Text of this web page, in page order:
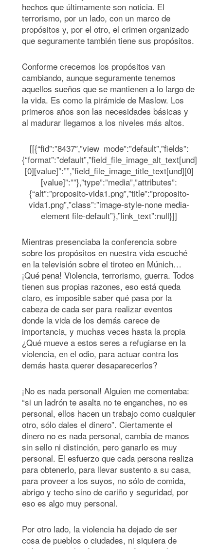
hechos que últimamente son noticia. El
terrorismo, por un lado, con un marco de
propósitos y, por el otro, el crimen organizado
que seguramente también tiene sus propósitos.
Conforme crecemos los propósitos van
cambiando, aunque seguramente tenemos
aquellos sueños que se mantienen a lo largo de
la vida. Es como la pirámide de Maslow. Los
primeros años son las necesidades básicas y
al madurar llegamos a los niveles más altos.
[[{“fid”:”8437″,”view_mode”:”default”,”fields”:
{“format”:”default”,”field_file_image_alt_text[und]
[0][value]”:””,”field_file_image_title_text[und][0]
[value]”:””},”type”:”media”,”attributes”:
{“alt”:”proposito-vida1.png”,”title”:”proposito-
vida1.png”,”class”:”image-style-none media-
element file-default”},”link_text”:null}]]
Mientras presenciaba la conferencia sobre
sobre los propósitos en nuestra vida escuché
en la televisión sobre el tiroteo en Múnich…
¡Qué pena! Violencia, terrorismo, guerra. Todos
tienen sus propias razones, eso está queda
claro, es imposible saber qué pasa por la
cabeza de cada ser para realizar eventos
donde la vida de los demás carece de
importancia, y muchas veces hasta la propia
¿Qué mueve a estos seres a refugiarse en la
violencia, en el odio, para actuar contra los
demás hasta querer desaparecerlos?
¡No es nada personal! Alguien me comentaba:
“si un ladrón te asalta no te enganches, no es
personal, ellos hacen un trabajo como cualquier
otro, sólo dales el dinero”. Ciertamente el
dinero no es nada personal, cambia de manos
sin sello ni distinción, pero ganarlo es muy
personal. El esfuerzo que cada persona realiza
para obtenerlo, para llevar sustento a su casa,
para proveer a los suyos, no sólo de comida,
abrigo y techo sino de cariño y seguridad, por
eso es algo muy personal.
Por otro lado, la violencia ha dejado de ser
cosa de pueblos o ciudades, ni siquiera de